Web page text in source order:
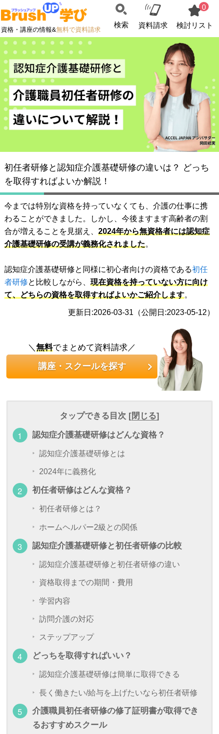
資格・講座の情報&無料で資料請求
検索 資料請求
0
検討リスト
初任者研修と認知症介護基礎研修の違いは？ どっち
を取得すればよいか解説！
今までは特別な資格を持っていなくても、介護の仕事に携
わることができました。しかし、今後ますます高齢者の割
合が増えることを見据え、 2024年から無資格者には認知症
介護基礎研修の受講が義務化されました。
認知症介護基礎研修と同様に初心者向けの資格である初任
者研修と比較しながら、 現在資格を持っていない方に向け
て、どちらの資格を取得すればよいかご紹介します。
更新日:2026-03-31（公開日:2023-05-12）
＼無料でまとめて資料請求／
講座・スクールを探す
タップできる目次 [閉じる]
認知症介護基礎研修はどんな資格？
認知症介護基礎研修とは
2024年に義務化
初任者研修はどんな資格？
初任者研修とは？
ホームヘルパー2級との関係
認知症介護基礎研修と初任者研修の比較
認知症介護基礎研修と初任者研修の違い
資格取得までの期間・費用
学習内容
訪問介護の対応
ステップアップ
どっちを取得すればいい？
認知症介護基礎研修は簡単に取得できる
長く働きたい/給与を上げたいなら初任者研修
介護職員初任者研修の修了証明書が取得でき
るおすすめスクール